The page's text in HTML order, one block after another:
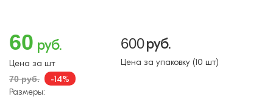
70 руб. -14%
60 руб.
Цена за шт
600руб.
Цена за упаковку (10 шт)
Размеры: